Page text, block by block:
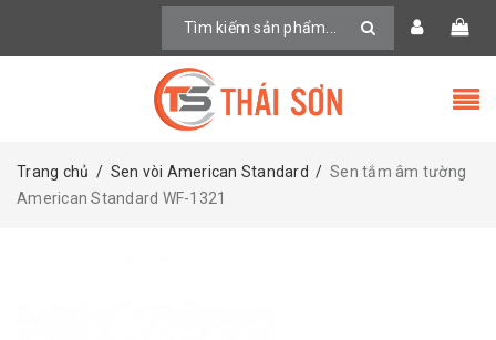
Trang chủ / Sen vòi American Standard / Sen tắm âm tường
American Standard WF-1321